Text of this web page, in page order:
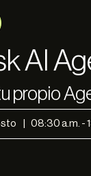
AI
propio
| 08:30 a.m. -